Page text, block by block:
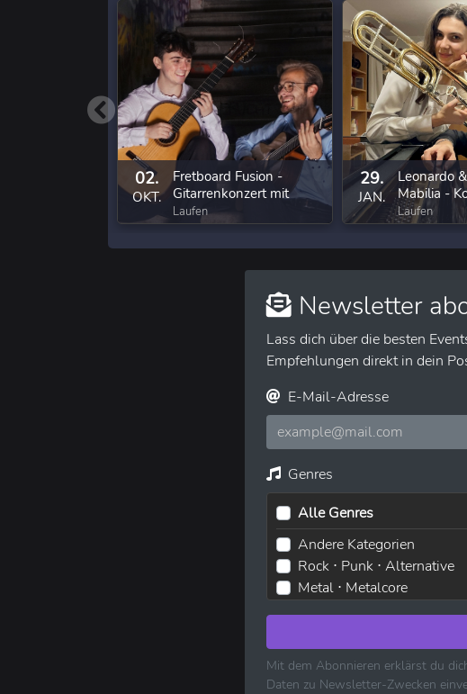
02.
OKT.
Fretboard Fusion -
Gitarrenkonzert mit
Oliver Jungbauer & Mark
Leighton
Laufen
29.
JAN.
Leonardo
Mabilia -
Klavier und
Laufen
Newsletter
Lass dich über die besten
Empfehlungen direkt in dein
E-Mail-Adresse
Genres
Alle Genres
Andere Kategorien
Rock ⋅ Punk ⋅ Alternative
Metal ⋅ Metalcore
Hip-Hop ⋅ Rap
R&B ⋅ Soul ⋅ Blues ⋅ Jazz
Mit dem Abonnieren erklärst du
Daten zu Newsletter-Zwecken